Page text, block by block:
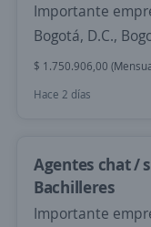
Importante
Bogotá, D.C.,
$ 1.750.906,00
Hace 2 días
Agentes chat /
Bachilleres
Importante